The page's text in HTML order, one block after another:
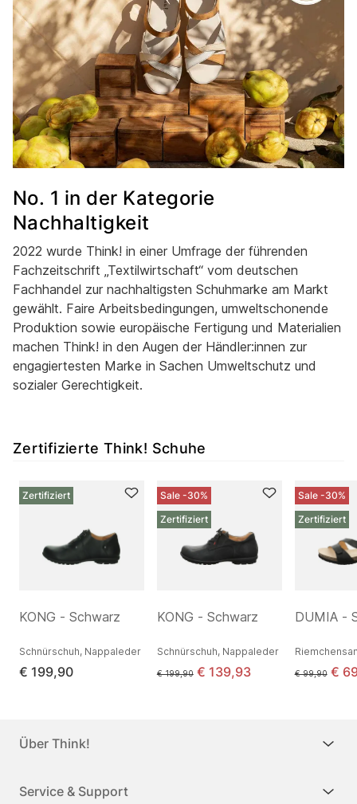
No. 1 in der Kategorie
Nachhaltigkeit
2022 wurde Think! in einer Umfrage der führenden
Fachzeitschrift „Textilwirtschaft“ vom deutschen
Fachhandel zur nachhaltigsten Schuhmarke am Markt
gewählt. Faire Arbeitsbedingungen, umweltschonende
Produktion sowie europäische Fertigung und Materialien
machen Think! in den Augen der Händler:innen zur
engagiertesten Marke in Sachen Umweltschutz und
sozialer Gerechtigkeit.
Zertifizierte Think! Schuhe
Zertifiziert
KONG - Schwarz
Schnürschuh, Nappaleder
€ 199,90
Sale -30%
Zertifiziert
KONG - Schwarz
Schnürschuh, Nappaleder
€ 199,90 € 139,93
Sale -30%
Zertifiziert
DUMIA -
€ 99,90 €
Über Think!
Service & Support